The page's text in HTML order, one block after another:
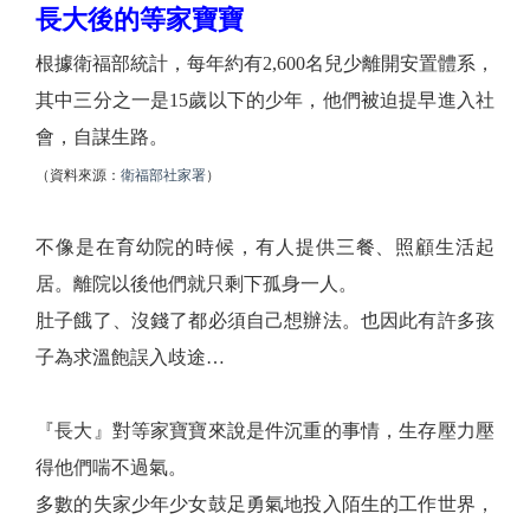
長大後的等家寶寶
根據衛福部統計，每年約有2,600名兒少離開安置體系，
其中三分之一是15歲以下的少年，他們被迫提早進入社
會，自謀生路。
（資料來源： 衛福部社家署）
不像是在育幼院的時候，有人提供三餐、照顧生活起
居。離院以後他們就只剩下孤身一人。
肚子餓了、沒錢了都必須自己想辦法。也因此有許多孩
子為求溫飽誤入歧途…
『長大』對等家寶寶來說是件沉重的事情，生存壓力壓
得他們喘不過氣。
多數的失家少年少女鼓足勇氣地投入陌生的工作世界，